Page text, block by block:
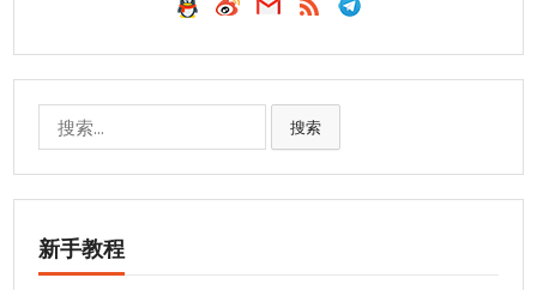
搜索
新手教程